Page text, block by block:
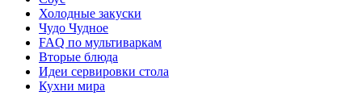
Холодные закуски
Чудо Чудное
FAQ по мультиваркам
Вторые блюда
Идеи сервировки стола
Кухни мира